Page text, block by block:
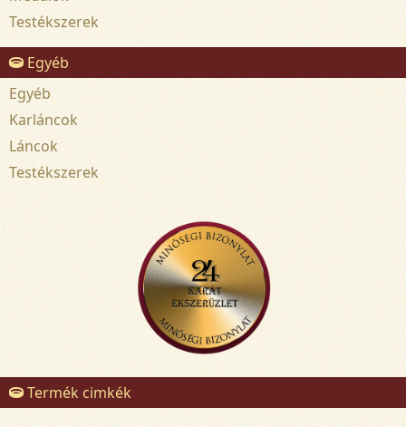
Testékszerek
Egyéb
Egyéb
Karláncok
Láncok
Testékszerek
Termék cimkék